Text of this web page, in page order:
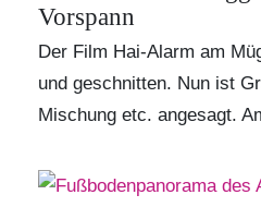
Vorspann
Der Film Hai-Alarm am
und geschnitten. Nun ist
Mischung etc. angesagt.